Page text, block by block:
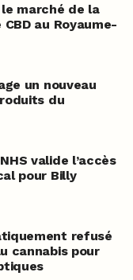
marché de la
au Royaume-
un nouveau
du
valide l’accès
pour Billy
refusé
cannabis pour